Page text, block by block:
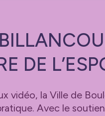
DE
vidéo, la Ville de
Avec le